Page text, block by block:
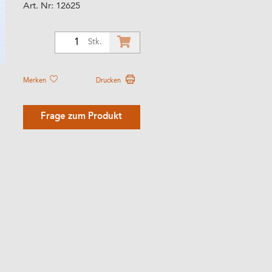
Art. Nr: 12625
Stk.
Merken Drucken
Frage zum Produkt